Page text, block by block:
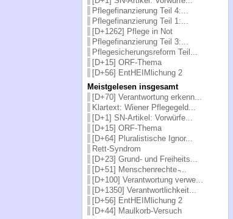
Pflegefinanzierung Teil 4:...
Pflegefinanzierung Teil 1:...
[D+1262] Pflege in Not
Pflegefinanzierung Teil 3:...
Pflegesicherungsreform Teil...
[D+15] ORF-Thema
[D+56] EntHEIMlichung 2
Meistgelesen insgesamt
[D+70] Verantwortung erkenn...
Klartext: Wiener Pflegegeld...
[D+1] SN-Artikel: Vorwürfe...
[D+15] ORF-Thema
[D+64] Pluralistische Ignor...
Rett-Syndrom
[D+23] Grund- und Freiheits...
[D+51] Menschenrechte ̵...
[D+100] Verantwortung verwe...
[D+1350] Verantwortlichkeit...
[D+56] EntHEIMlichung 2
[D+44] Maulkorb-Versuch